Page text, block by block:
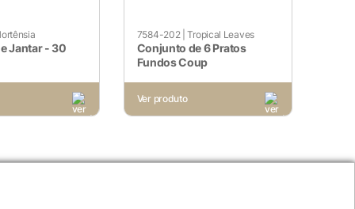
Jantar - 30
7584-202|Tropical Leaves
Conjunto de 6 Pratos
Fundos Coup
Ver produto
conteúdos incorporados.